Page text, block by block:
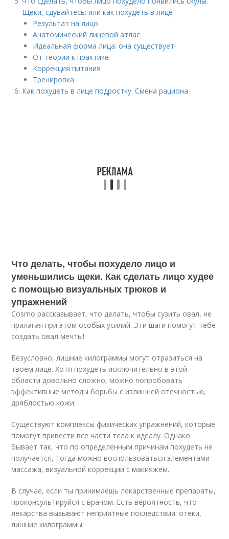
Щеки, сдувайтесь: или как похудеть в лице
Результат на лицо
Анатомический лицевой атлас
Идеальная форма лица: она существует!
От теории к практике
Коррекция питания
Тренировка
Как похудеть в лице подростку. Смена рациона
Что делать, чтобы похудело лицо и
уменьшились щеки. Как сделать лицо худее
с помощью визуальных трюков и
упражнений
Cosmo рассказывает, что делать, чтобы сузить овал, не
прилагая при этом особых усилий. Эти шаги помогут тебе
создать овал мечты!
Безусловно, лишние килограммы могут отразиться на
твоем лице. Хотя похудеть исключительно в этой
области довольно сложно, можно попробовать
эффективные методы борьбы с излишней отечностью,
дряблостью кожи.
Существуют комплексы физических упражнений, которые
помогут привести все части тела к идеалу. Однако
бывает так, что по определенным причинам похудеть не
получается, тогда можно воспользоваться элементами
массажа, визуальной коррекции с макияжем.
В случае, если ты принимаешь лекарственные препараты,
проконсультируйся с врачом. Есть вероятность, что
лекарства вызывают неприятные последствия: отеки,
лишние килограммы.